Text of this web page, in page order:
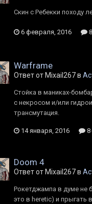
Скин с Ребекки походу
6 февраля, 2016
Warframe
Ответ от Mixail267 в
Cтойка в маниках-
с некросом и/или
трансмутация.
14 января, 2016 8
Doom 4
Ответ от Mixail267 в
Рокетджампа в думе не
это в heretic) и